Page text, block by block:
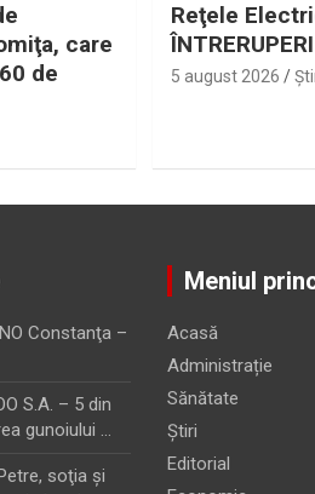
care
de
Reţele
5 august 2026
Constanţa –
S.A. – 5 din
gunoiului …
soţia şi
Meniul
Acasă
Administrație
Sănătate
Știri
Editorial